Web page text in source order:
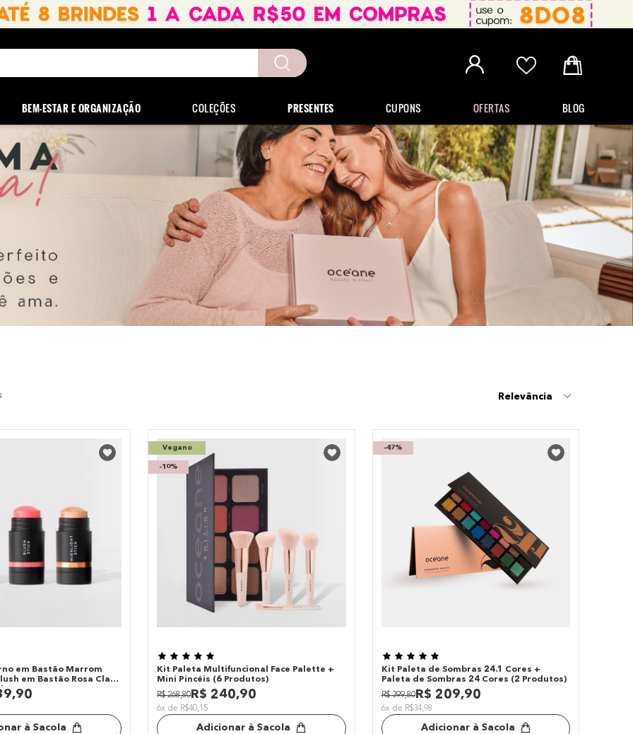
BEM-ESTAR E ORGANIZAÇÃO COLEÇÕES PRESENTES CUPONS OFERTAS BLOG
Relevância
em Bastão Marrom
em Bastão Rosa Claro
em Bastão Océane
,90
à Sacola
Vegano
-10%
Kit Paleta Multifuncional Face Palette +
Mini Pincéis (6 Produtos)
R$ 268,80R$ 240,90
6x de R$40,15
Adicionar à Sacola
-47%
Kit Paleta de Sombras 24.1 Cores +
Paleta de Sombras 24 Cores (2 Produtos)
R$ 399,80R$ 209,90
6x de R$34,98
Adicionar à Sacola